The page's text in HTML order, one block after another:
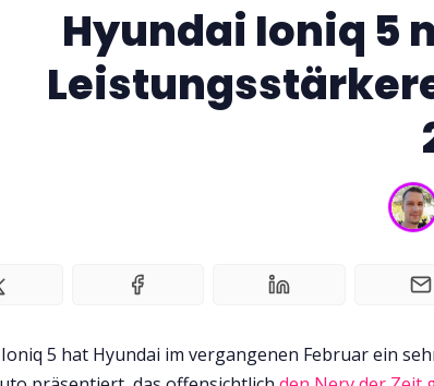
Hyundai Ioniq 5
5 hat Hyundai im vergangenen Februar ein